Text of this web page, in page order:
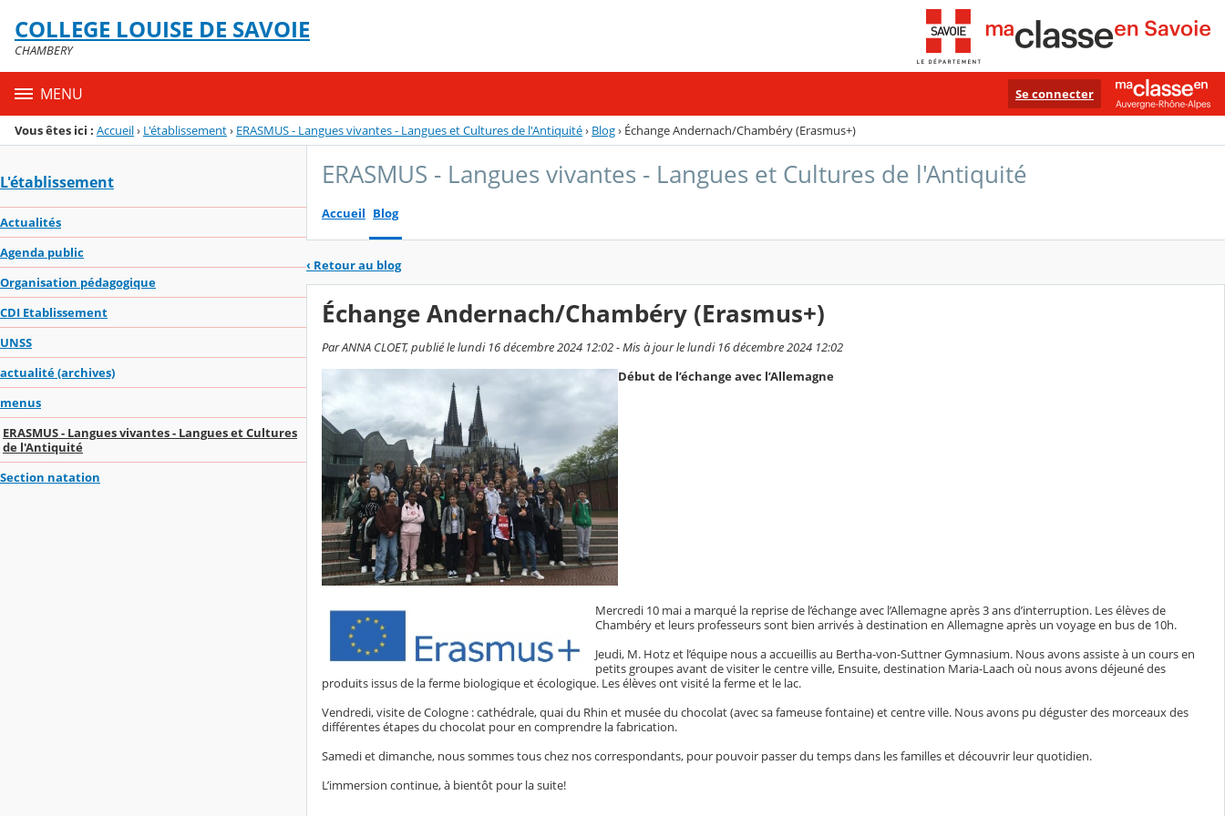
Menu de la rubrique
Contenu
COLLEGE LOUISE DE SAVOIE
CHAMBERY
MENU Se connecter
Vous êtes ici : Accueil› L'établissement› ERASMUS - Langues vivantes - Langues et Cultures de l'Antiquité› Blog› Échange Andernach/Chambéry (Erasmus+)
L'établissement
Actualités
Agenda public
Organisation pédagogique
CDI Etablissement
UNSS
actualité (archives)
menus
ERASMUS - Langues vivantes - Langues et Cultures
de l'Antiquité
Section natation
ERASMUS - Langues vivantes - Langues et Cultures de l'Antiquité
Accueil Blog
‹ Retour au blog
Échange Andernach/Chambéry (Erasmus+)
Par ANNA CLOET, publié le lundi 16 décembre 2024 12:02 - Mis à jour le lundi 16 décembre 2024 12:02
Début de l’échange avec l’Allemagne
Mercredi 10 mai a marqué la reprise de l’échange avec l’Allemagne après 3 ans d’interruption. Les élèves de
Chambéry et leurs professeurs sont bien arrivés à destination en Allemagne après un voyage en bus de 10h.
Jeudi, M. Hotz et l’équipe nous a accueillis au Bertha-von-Suttner Gymnasium. Nous avons assiste à un cours en
petits groupes avant de visiter le centre ville, Ensuite, destination Maria-Laach où nous avons déjeuné des
produits issus de la ferme biologique et écologique. Les élèves ont visité la ferme et le lac.
Vendredi, visite de Cologne : cathédrale, quai du Rhin et musée du chocolat (avec sa fameuse fontaine) et centre ville. Nous avons pu déguster des morceaux des
différentes étapes du chocolat pour en comprendre la fabrication.
Samedi et dimanche, nous sommes tous chez nos correspondants, pour pouvoir passer du temps dans les familles et découvrir leur quotidien.
L’immersion continue, à bientôt pour la suite!